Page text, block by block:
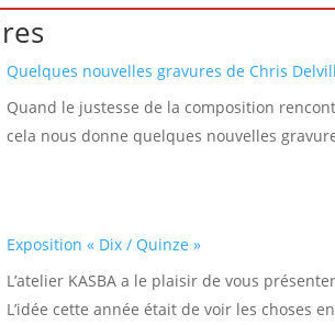
Quelques nouvelles gravures de Chris
Quand le justesse de la composition
cela nous donne quelques nouvelles
Exposition « Dix / Quinze »
L’atelier KASBA a le plaisir de vous
L’idée cette année était de voir les choses